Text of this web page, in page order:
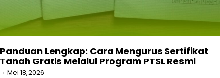
Panduan Lengkap: Cara Mengurus Sertifikat
Tanah Gratis Melalui Program PTSL Resmi
Mei 18, 2026